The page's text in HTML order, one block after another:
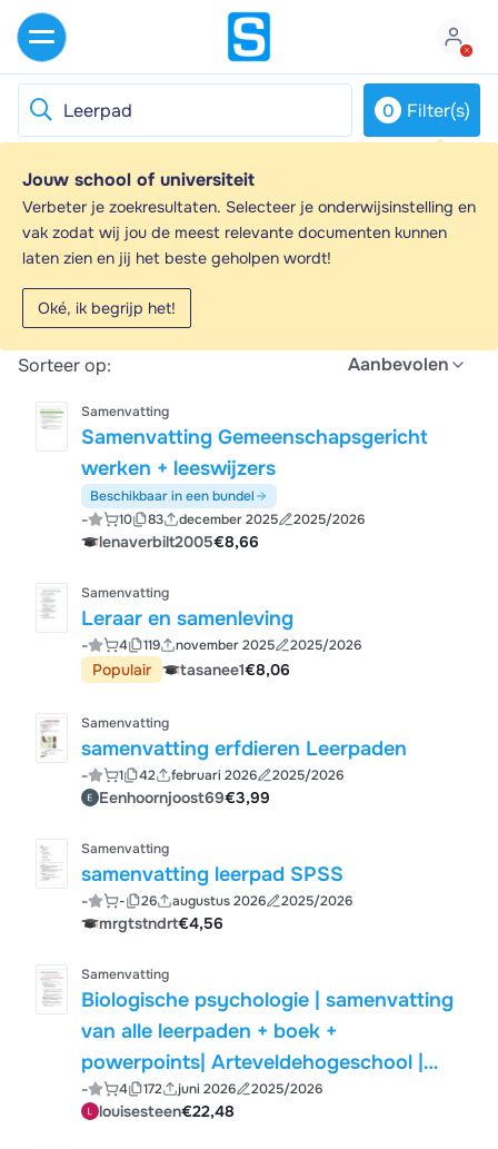
0 Filter(s)
Jouw school of universiteit
Verbeter je zoekresultaten. Selecteer je onderwijsinstelling en
vak zodat wij jou de meest relevante documenten kunnen
laten zien en jij het beste geholpen wordt!
Oké, ik begrijp het!
Leerpad - Samenvattingen en
Aantekeningen
Op zoek naar een samenvatting over Leerpad? Op deze
pagina vind je 944 samenvattingen over Leerpad.
Alle944 resultaten
Sorteer op:
Aanbevolen
Samenvatting
Samenvatting Gemeenschapsgericht
werken + leeswijzers
Beschikbaar in een bundel
- 10 83 december 2025 2025/2026
lenaverbilt2005€8,66
Samenvatting
Leraar en samenleving
- 4 119 november 2025 2025/2026
Populair tasanee1€8,06
Samenvatting
samenvatting erfdieren Leerpaden
- 1 42 februari 2026 2025/2026
Eenhoornjoost69€3,99
Samenvatting
samenvatting leerpad SPSS
- - 26 augustus 2026 2025/2026
mrgtstndrt€4,56
Samenvatting
Biologische psychologie | samenvatting
van alle leerpaden + boek +
powerpoints| Arteveldehogeschool |
2025/26
- 4 172 juni 2026 2025/2026
louisesteen€22,48